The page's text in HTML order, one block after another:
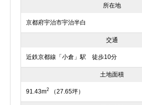
所在地
京都府宇治市宇治半白
交通
近鉄京都線「小倉」駅 徒歩10分
土地面積
91.43m2 （27.65坪）